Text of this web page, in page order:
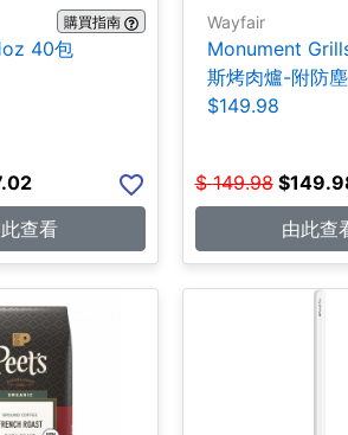
購買指南
40包
查看
Wayfair
Monument
斯烤肉爐-附防
$149.98
$ 149.98 $
由此查